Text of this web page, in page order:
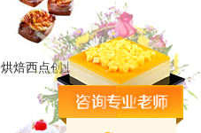
烘焙西点创业班